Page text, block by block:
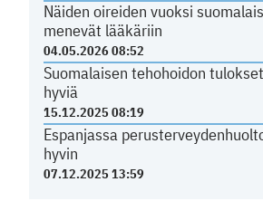
Näiden oireiden vuoksi
menevät lääkäriin
04.05.2026 08:52
Suomalaisen tehohoidon
hyviä
15.12.2025 08:19
Espanjassa
hyvin
07.12.2025 13:59